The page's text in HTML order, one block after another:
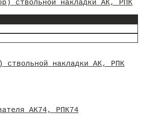
ствольной накладки АК, РПК